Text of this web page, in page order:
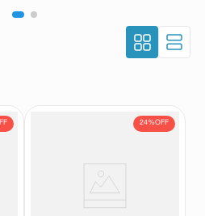
24%OFF
Suplemento Alimentar Fixare